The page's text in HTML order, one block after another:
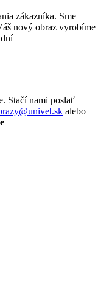
zákazníka. Sme
nový obraz vyrobíme
Stačí nami poslať
alebo